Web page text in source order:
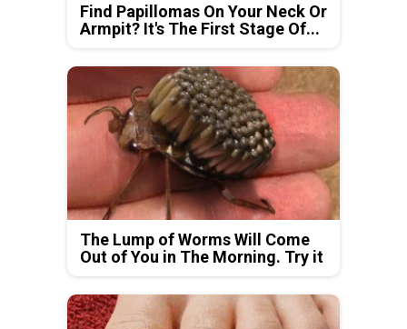
Find Papillomas On Your Neck Or
Armpit? It's The First Stage Of...
The Lump of Worms Will Come
Out of You in The Morning. Try it